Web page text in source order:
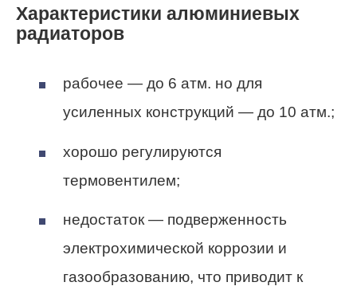
Характеристики алюминиевых
радиаторов
рабочее — до 6 атм. но для
усиленных конструкций — до 10 атм.;
хорошо регулируются
термовентилем;
недостаток — подверженность
электрохимической коррозии и
газообразованию, что приводит к